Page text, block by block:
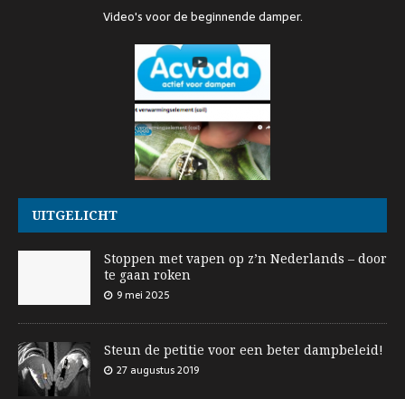
Video's voor de beginnende damper.
UITGELICHT
Stoppen met vapen op z’n Nederlands – door
te gaan roken
9 mei 2025
Steun de petitie voor een beter dampbeleid!
27 augustus 2019